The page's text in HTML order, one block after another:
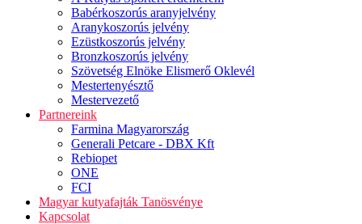
Babérkoszorús aranyjelvény
Aranykoszorús jelvény
Ezüstkoszorús jelvény
Bronzkoszorús jelvény
Szövetség Elnöke Elismerő Oklevél
Mestertenyésztő
Mestervezető
Partnereink
Farmina Magyarország
Generali Petcare - DBX Kft
Rebiopet
ONE
FCI
Magyar kutyafajták Tanösvénye
Kapcsolat